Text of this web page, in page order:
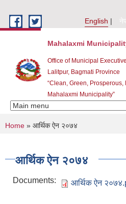
English
Mahalaxmi
Office of Municipal Executive
Lalitpur, Bagmati Province
“Clean, Green, Prosperous,
Mahalaxmi Municipality”
You are here
Home » आर्थिक ऐन २०७४
आर्थिक ऐन २०७४
Documents: आर्थिक ऐन